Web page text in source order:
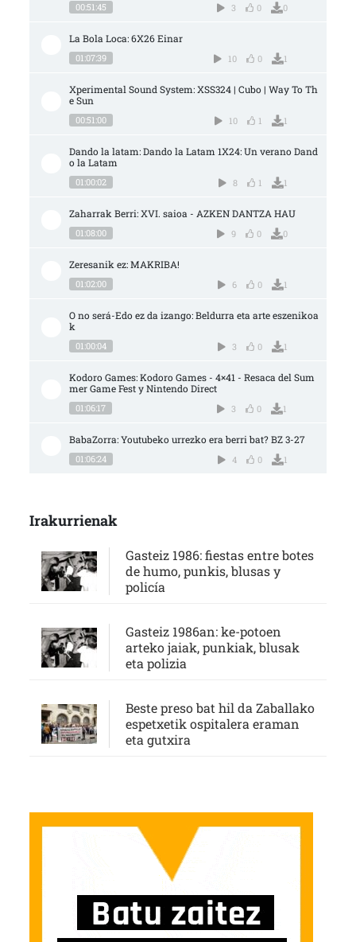
00:51:45 3 0 0
La Bola Loca: 6X26 Einar
01:07:39 10 0 1
Xperimental Sound System: XSS324 | Cubo | Way To Th
e Sun
00:51:00 10 1 1
Dando la latam: Dando la Latam 1X24: Un verano Dand
o la Latam
01:00:02 8 1 1
Zaharrak Berri: XVI. saioa - AZKEN DANTZA HAU
01:08:00 9 0 0
Zeresanik ez: MAKRIBA!
01:02:00 6 0 1
O no será-Edo ez da izango: Beldurra eta arte eszenikoa
k
01:00:04 3 0 1
Kodoro Games: Kodoro Games - 4×41 - Resaca del Sum
mer Game Fest y Nintendo Direct
01:06:17 3 0 1
BabaZorra: Youtubeko urrezko era berri bat? BZ 3-27
01:06:24 4 0 1
Irakurrienak
Gasteiz 1986: fiestas entre botes
de humo, punkis, blusas y
policía
Gasteiz 1986an: ke-potoen
arteko jaiak, punkiak, blusak
eta polizia
Beste preso bat hil da Zaballako
espetxetik ospitalera eraman
eta gutxira